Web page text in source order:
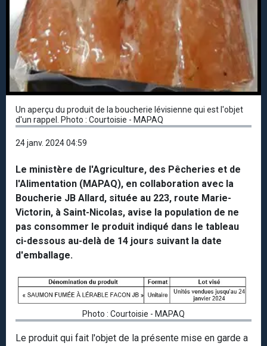
Un aperçu du produit de la boucherie lévisienne qui est l'objet
d'un rappel. Photo : Courtoisie - MAPAQ
24 janv. 2024 04:59
Le ministère de l'Agriculture, des Pêcheries et de
l'Alimentation (MAPAQ), en collaboration avec la
Boucherie JB Allard, située au 223, route Marie-
Victorin, à Saint-Nicolas, avise la population de ne
pas consommer le produit indiqué dans le tableau
ci-dessous au-delà de 14 jours suivant la date
d'emballage.
Photo : Courtoisie - MAPAQ
Le produit qui fait l'objet de la présente mise en garde a